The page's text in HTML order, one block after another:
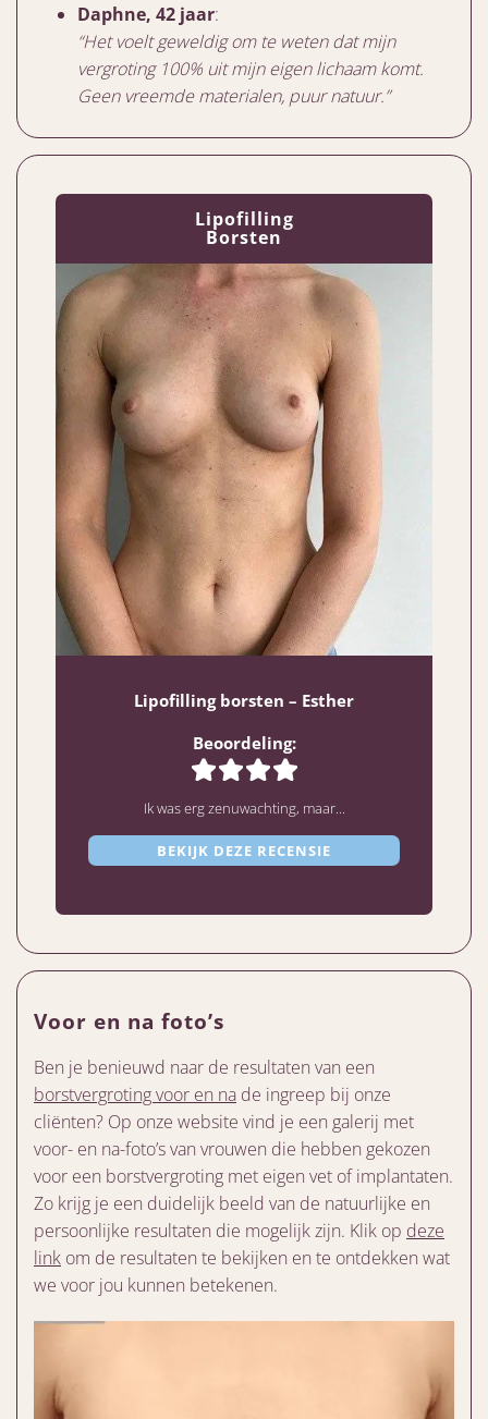
Daphne, 42 jaar:
“Het voelt geweldig om te weten dat mijn
vergroting 100% uit mijn eigen lichaam komt.
Geen vreemde materialen, puur natuur.”
Lipofilling
Borsten
Lipofilling borsten – Esther
Beoordeling:
Ik was erg zenuwachting, maar...
BEKIJK DEZE RECENSIE
Voor en na foto’s
Ben je benieuwd naar de resultaten van een
borstvergroting voor en na de ingreep bij onze
cliënten? Op onze website vind je een galerij met
voor- en na-foto’s van vrouwen die hebben gekozen
voor een borstvergroting met eigen vet of implantaten.
Zo krijg je een duidelijk beeld van de natuurlijke en
persoonlijke resultaten die mogelijk zijn. Klik op deze
link om de resultaten te bekijken en te ontdekken wat
we voor jou kunnen betekenen.